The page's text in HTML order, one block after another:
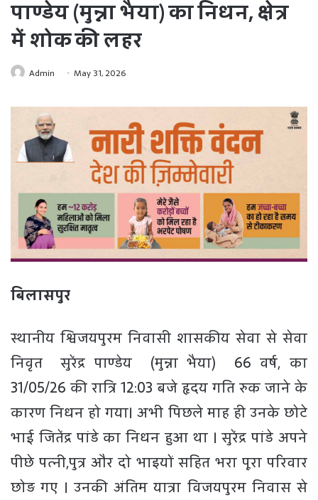
पाण्डेय (मुन्ना भैया) का निधन, क्षेत्र
में शोक की लहर
Admin May 31, 2026
बिलासपुर
स्थानीय श्विजयपुरम निवासी शासकीय सेवा से सेवा
निवृत सुरेंद्र पाण्डेय (मुन्ना भैया) 66 वर्ष, का
31/05/26 की रात्रि 12:03 बजे हृदय गति रुक जाने के
कारण निधन हो गया। अभी पिछले माह ही उनके छोटे
भाई जितेंद्र पांडे का निधन हुआ था । सुरेंद्र पांडे अपने
पीछे पत्नी,पुत्र और दो भाइयों सहित भरा पूरा परिवार
छोड़ गए । उनकी अंतिम यात्रा विजयपुरम निवास से